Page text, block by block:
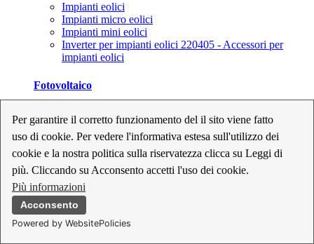
Per garantire il corretto funzionamento del il sito viene fatto
uso di cookie. Per vedere l'informativa estesa sull'utilizzo dei
cookie e la nostra politica sulla riservatezza clicca su Leggi di
più. Cliccando su Acconsento accetti l'uso dei cookie.
Più informazioni
Acconsento
Powered by WebsitePolicies
Impianti eolici
Impianti micro eolici
Impianti mini eolici
Inverter per impianti eolici 220405 - Accessori per
impianti eolici
Fotovoltaico
Inverter per impianti fotovoltaici
Kit per impianti fotovoltaici
Moduli fotovoltaici
Sistemi di monitoraggio per impianti fotovoltaici
Strumenti di collaudo e configurazione per impianti
fotovoltaici
Supporti per impianti fotovoltaici
Geotermia